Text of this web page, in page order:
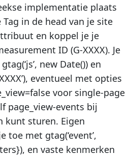
implementatie plaats
Tag in de head van je site
en koppel je je
ID (G-XXXX). Je
new Date()) en
XXXX’), eventueel met opties
voor single-page
page_view-events bij
kunt sturen. Eigen
toe met gtag(‘event’,
en vaste kenmerken